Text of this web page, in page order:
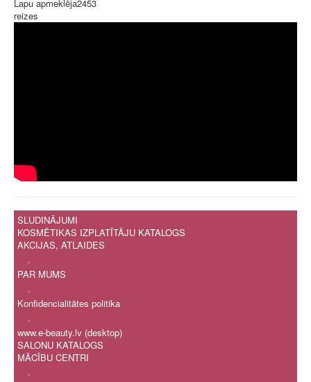
Lapu apmeklēja2453
reizes
SLUDINĀJUMI
KOSMĒTIKAS IZPLATĪTĀJU KATALOGS
AKCIJAS, ATLAIDES
.
PAR MUMS
.
Konfidencialitātes politika
.
www.e-beauty.lv (desktop)
SALONU KATALOGS
MĀCĪBU CENTRI
.